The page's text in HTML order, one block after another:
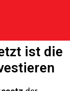
ist die